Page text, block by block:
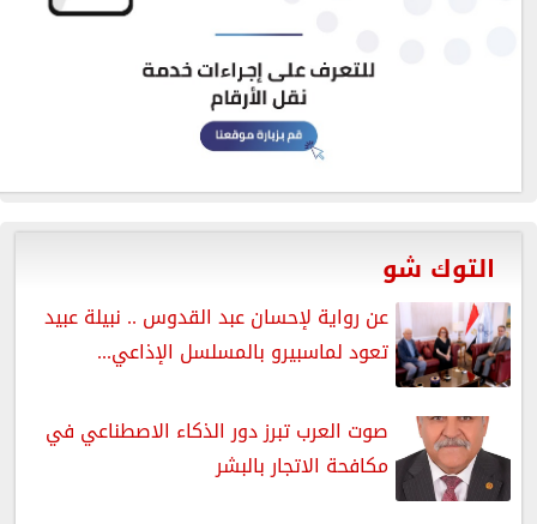
التوك شو
عن رواية لإحسان عبد القدوس .. نبيلة عبيد
تعود لماسبيرو بالمسلسل الإذاعي...
صوت العرب تبرز دور الذكاء الاصطناعي في
مكافحة الاتجار بالبشر